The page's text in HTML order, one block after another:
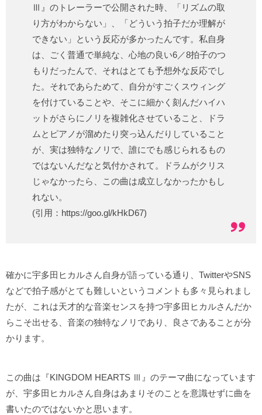
Ⅲ』のトレーラーで公開された時、「リズムの取
り方がわからない」、「どういう拍子だか理解が
できない」という反応が多かったんです。私自身
は、ごく普通で単純な、心地の良い6／8拍子のつ
もりだったんで、それはとても予想外な反応でし
た。それであらためて、自分がすごくスウィング
を付けていることや、そこに細かく刻んだハイハ
ットがさらにノリを複雑化させていること、ドラ
ムとピアノが溜めたり突っ込んだりしていること
が、実は独特なノリで、誰にでも感じられるもの
ではないんだなと気付かされて。ドラムがクリス
じゃなかったら、この曲は成立しなかったかもし
れない。
(引用：https://goo.gl/kHkD67)
確かに宇多田ヒカルさん自身が語っている通り、TwitterやSNS
などで拍子感がとても難しいというコメントも多々見られまし
たが、これは天才的な音楽センスを持つ宇多田ヒカルさんだか
らこそ出せる、音楽の独特なノリであり、良さであることが分
かります。
この曲は『KINGDOM HEARTS Ⅲ』のテーマ曲になっています
が、宇多田ヒカルさん自身はあまりそのことを意識せずに曲を
書いたのではないかと思います。